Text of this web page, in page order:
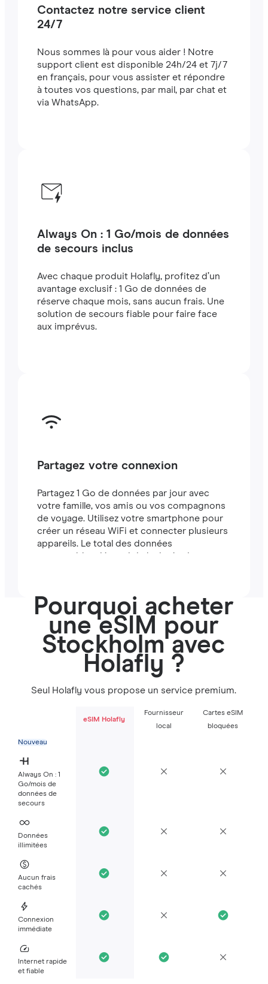
Contactez notre service client
24/7
Nous sommes là pour vous aider ! Notre
support client est disponible 24h/24 et 7j/7
en français, pour vous assister et répondre
à toutes vos questions, par mail, par chat et
via WhatsApp.
Always On : 1 Go/mois de données
de secours inclus
Avec chaque produit Holafly, profitez d’un
avantage exclusif : 1 Go de données de
réserve chaque mois, sans aucun frais. Une
solution de secours fiable pour faire face
aux imprévus.
Partagez votre connexion
Partagez 1 Go de données par jour avec
votre famille, vos amis ou vos compagnons
de voyage. Utilisez votre smartphone pour
créer un réseau WiFi et connecter plusieurs
appareils. Le total des données
partageables dépend de la durée de votre
Pourquoi acheter
une eSIM pour
Stockholm avec
Holafly ?
Seul Holafly vous propose un service premium.
eSIM Holafly
Fournisseur
local
Cartes eSIM
bloquées
Nouveau
Always On : 1
Go/mois de
données de
secours
Données
illimitées
Aucun frais
cachés
Connexion
immédiate
Internet rapide
et fiable